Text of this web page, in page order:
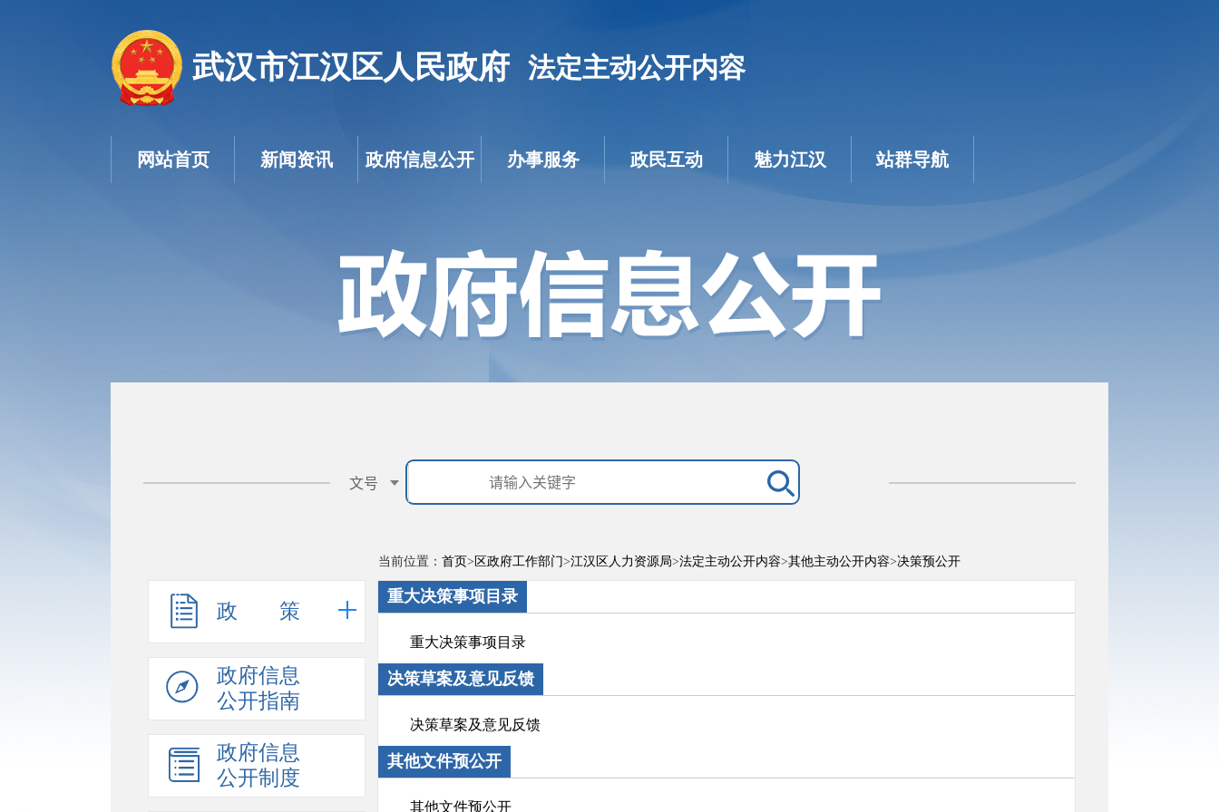
武汉市江汉区人民政府 法定主动公开内容
网站首页 新闻资讯 政府信息公开 办事服务 政民互动 魅力江汉 站群导航
政 策
政府信息
公开指南
政府信息
公开制度
当前位置： 首页> 区政府工作部门>江汉区人力资源局>法定主动公开内容>其他主动公开内容>决策预公开
重大决策事项目录
重大决策事项目录
决策草案及意见反馈
决策草案及意见反馈
其他文件预公开
其他文件预公开